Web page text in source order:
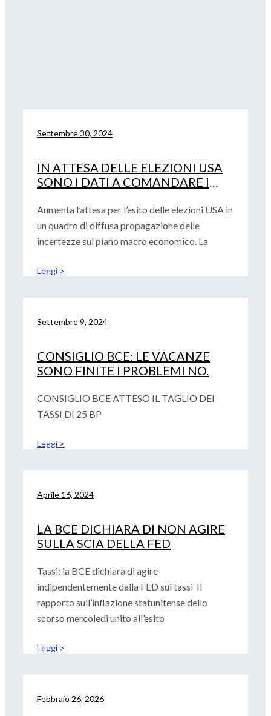
Settembre 30, 2024
IN ATTESA DELLE ELEZIONI USA
SONO I DATI A COMANDARE I
Aumenta l’attesa per l’esito delle elezioni USA in
un quadro di diffusa propagazione delle
incertezze sul piano macro economico. La
Leggi >
Settembre 9, 2024
CONSIGLIO BCE: LE VACANZE
SONO FINITE I PROBLEMI NO.
CONSIGLIO BCE ATTESO IL TAGLIO DEI
TASSI DI 25 BP
Leggi >
Aprile 16, 2024
LA BCE DICHIARA DI NON AGIRE
SULLA SCIA DELLA FED
Tassi: la BCE dichiara di agire
indipendentemente dalla FED sui tassi Il
rapporto sull’inflazione statunitense dello
scorso mercoledì unito all’esito
Leggi >
Febbraio 26, 2026